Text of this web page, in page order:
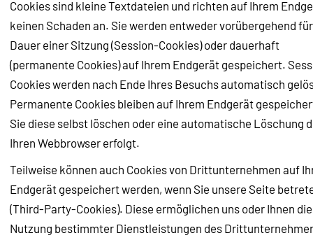
Cookies sind kleine Textdateien und richten auf Ihrem
keinen Schaden an. Sie werden entweder vorübergehend
Dauer einer Sitzung (Session-Cookies) oder dauerhaft
(permanente Cookies) auf Ihrem Endgerät gespeichert.
Cookies werden nach Ende Ihres Besuchs automatisch
Permanente Cookies bleiben auf Ihrem Endgerät
Sie diese selbst löschen oder eine automatische Löschung
Ihren Webbrowser erfolgt.
Teilweise können auch Cookies von Drittunternehmen auf
Endgerät gespeichert werden, wenn Sie unsere Seite
(Third-Party-Cookies). Diese ermöglichen uns oder Ihnen die
Nutzung bestimmter Dienstleistungen des